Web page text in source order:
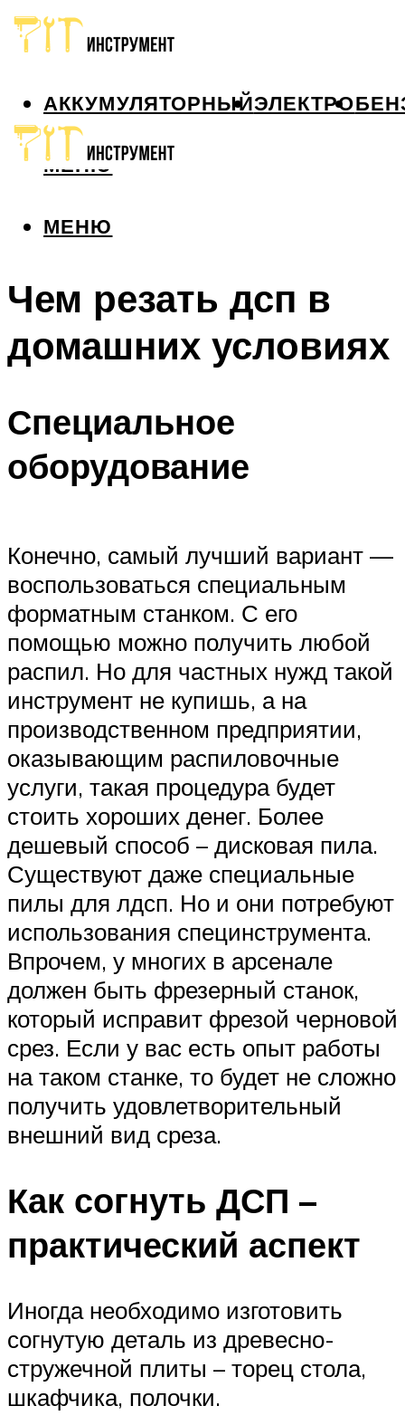
АККУМУЛЯТОРНЫЙЭЛЕКТРО
МЕНЮ
МЕНЮ
Чем резать дсп в
домашних условиях
Специальное
оборудование
Конечно, самый лучший вариант —
воспользоваться специальным
форматным станком. С его
помощью можно получить любой
распил. Но для частных нужд такой
инструмент не купишь, а на
производственном предприятии,
оказывающим распиловочные
услуги, такая процедура будет
стоить хороших денег. Более
дешевый способ – дисковая пила.
Существуют даже специальные
пилы для лдсп. Но и они потребуют
использования специнструмента.
Впрочем, у многих в арсенале
должен быть фрезерный станок,
который исправит фрезой черновой
срез. Если у вас есть опыт работы
на таком станке, то будет не сложно
получить удовлетворительный
внешний вид среза.
Как согнуть ДСП –
практический аспект
Иногда необходимо изготовить
согнутую деталь из древесно-
стружечной плиты – торец стола,
шкафчика, полочки.